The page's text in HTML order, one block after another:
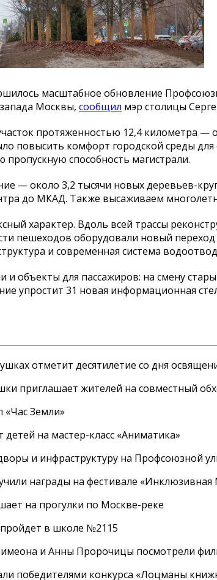
масштабное обновление
Москвы, сообщил мэр столицы
протяженностью 12,4 километра —
повысить комфорт городской среды
способность магистрали.
—около 3,2 тысячи новыхдеревьев-
до МКАД. Также высаживаем
характер. Вдоль всей трассы
пешеходов оборудовали новый переход
и современная система
и объекты для пассажиров: на смену
упростит 31 новая информационная
отметит десятилетие со дня
приглашает жителей на совместный
Земли»
на мастер-класс «Аниматика»
и инфраструктуру на Профсоюзной
награды на фестивале «Инклюзивная
на прогулки по Москве-реке
в школе №2115
и Анны Пророчицы посмотрели
победителями конкурса «Лоцманы